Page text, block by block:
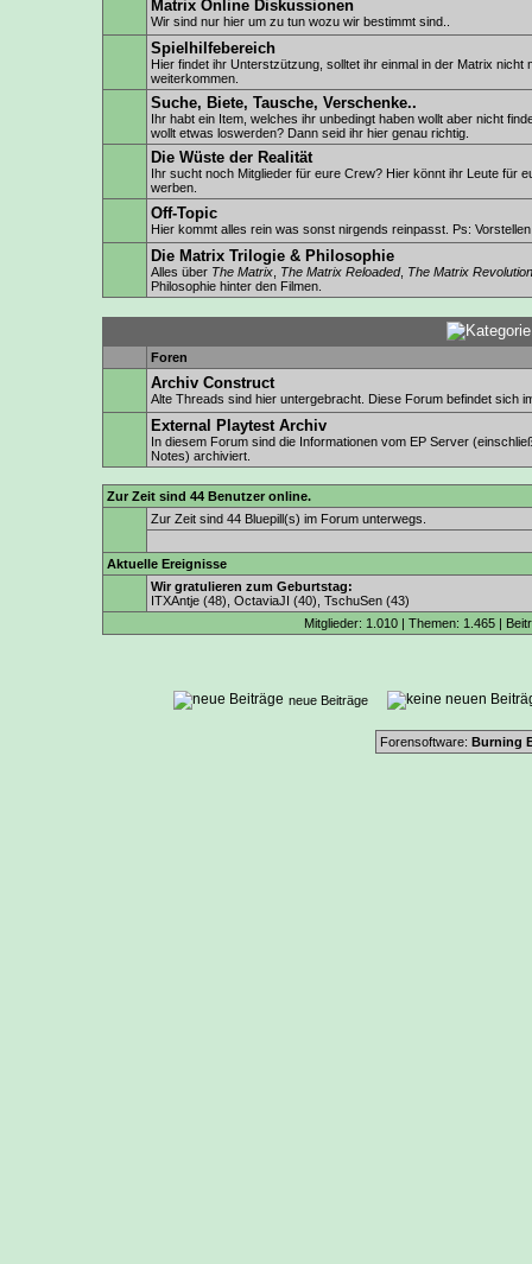
Matrix Online Diskussionen
Wir sind nur hier um zu tun wozu wir bestimmt sind..
Spielhilfebereich
Hier findet ihr Unterstzützung, solltet ihr einmal in der Matrix nicht
weiterkommen.
Suche, Biete, Tausche, Verschenke..
Ihr habt ein Item, welches ihr unbedingt haben wollt aber nicht
wollt etwas loswerden? Dann seid ihr hier genau richtig.
Die Wüste der Realität
Ihr sucht noch Mitglieder für eure Crew? Hier könnt ihr Leute für
werben.
Off-Topic
Hier kommt alles rein was sonst nirgends reinpasst. Ps:
Die Matrix Trilogie & Philosophie
Alles über The Matrix The Matrix Reloaded, The Matrix
Philosophie hinter den Filmen.
Foren
Archiv Construct
Alte Threads sind hier untergebracht. Diese Forum befindet sich
External Playtest Archiv
In diesem Forum sind die Informationen vom EP Server
Notes) archiviert.
Zur Zeit sind 44 Benutzer online.
Zur Zeit sind 44 Bluepill(s) im Forum unterwegs.
Aktuelle Ereignisse
Wir gratulieren zum Geburtstag:
ITXAntje (48), OctaviaJI (40), TschuSen (43)
Mitglieder: 1.010 | Themen: 1.465 |
neue Beiträge
Forensoftware: Burning